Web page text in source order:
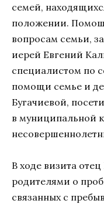
семей,
положении.
вопросам семьи,
иерей Евгений
специалистом по
помощи семье и
Бугачиевой,
в муниципальной
В ходе визита
родителями о
связанных с